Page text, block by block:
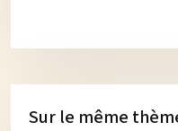
Sur le même